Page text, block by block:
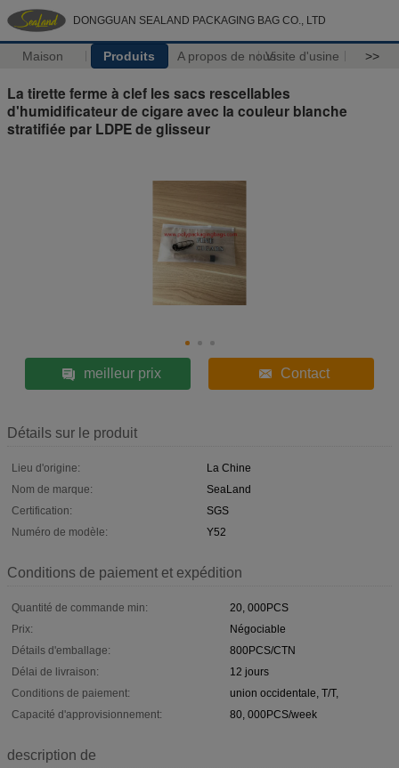
DONGGUAN SEALAND PACKAGING BAG CO., LTD
Maison Produits A propos de nousVisite d'usine >>
La tirette ferme à clef les sacs rescellables
d'humidificateur de cigare avec la couleur blanche
stratifiée par LDPE de glisseur
meilleur prix Contact
Détails sur le produit
Lieu d'origine:
La Chine
Nom de marque:
SeaLand
Certification:
SGS
Numéro de modèle:
Y52
Conditions de paiement et expédition
Quantité de commande min:
20, 000PCS
Prix:
Négociable
Détails d'emballage:
800PCS/CTN
Délai de livraison:
12 jours
Conditions de paiement:
union occidentale, T/T,
Capacité d'approvisionnement:
80, 000PCS/week
description de